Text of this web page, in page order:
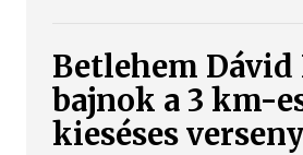
Betlehem Dávid
bajnok a 3 km-
kieséses